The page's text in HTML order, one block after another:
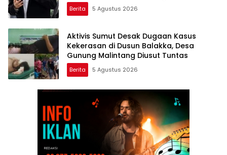
Berita 5 Agustus 2026
Aktivis Sumut Desak Dugaan Kasus
Kekerasan di Dusun Balakka, Desa
Gunung Malintang Diusut Tuntas
Berita 5 Agustus 2026